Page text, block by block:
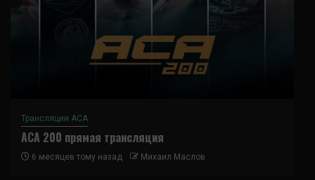
Трансляции ACA
ACA 200 прямая трансляция
6 месяцев тому назад Михаил Маслов